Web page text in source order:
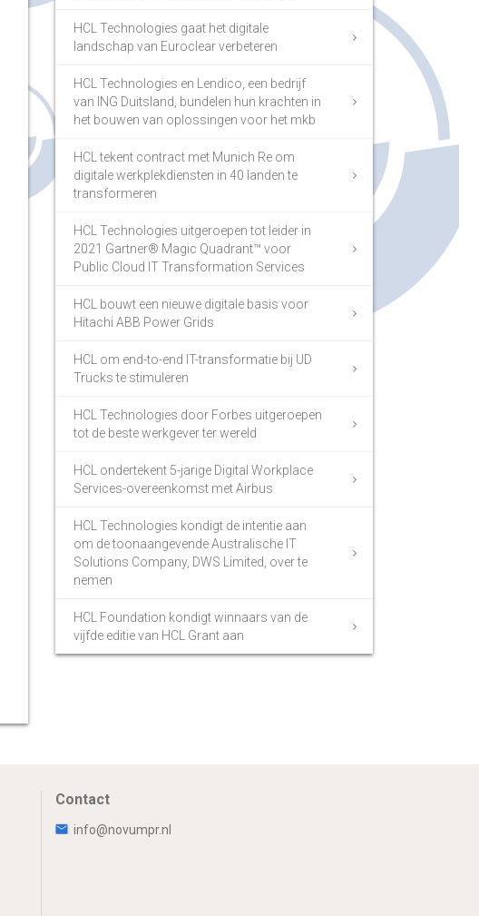
HCL Technologies gaat het digitale
landschap van Euroclear verbeteren
HCL Technologies en Lendico, een bedrijf
van ING Duitsland, bundelen hun krachten in
het bouwen van oplossingen voor het mkb
HCL tekent contract met Munich Re om
digitale werkplekdiensten in 40 landen te
transformeren
HCL Technologies uitgeroepen tot leider in
2021 Gartner® Magic Quadrant™ voor
Public Cloud IT Transformation Services
HCL bouwt een nieuwe digitale basis voor
Hitachi ABB Power Grids
HCL om end-to-end IT-transformatie bij UD
Trucks te stimuleren
HCL Technologies door Forbes uitgeroepen
tot de beste werkgever ter wereld
HCL ondertekent 5-jarige Digital Workplace
Services-overeenkomst met Airbus
HCL Technologies kondigt de intentie aan
om de toonaangevende Australische IT
Solutions Company, DWS Limited, over te
nemen
HCL Foundation kondigt winnaars van de
vijfde editie van HCL Grant aan
Contact
info@novumpr.nl